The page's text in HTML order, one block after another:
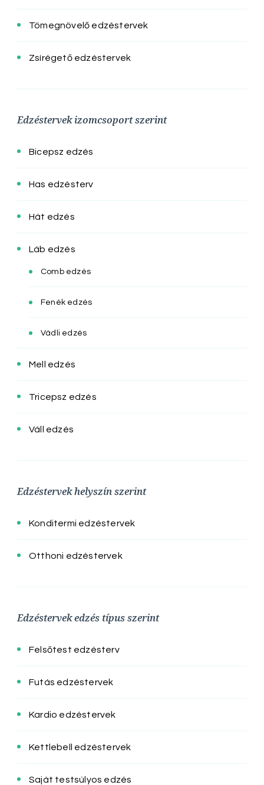
Tömegnövelő edzéstervek
Zsírégető edzéstervek
Edzéstervek izomcsoport szerint
Bicepsz edzés
Has edzésterv
Hát edzés
Láb edzés
Comb edzés
Fenék edzés
Vádli edzés
Mell edzés
Tricepsz edzés
Váll edzés
Edzéstervek helyszín szerint
Konditermi edzéstervek
Otthoni edzéstervek
Edzéstervek edzés típus szerint
Felsőtest edzésterv
Futás edzéstervek
Kardio edzéstervek
Kettlebell edzéstervek
Saját testsúlyos edzés